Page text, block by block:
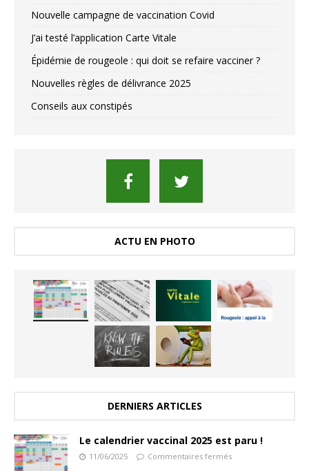
Nouvelle campagne de vaccination Covid
J’ai testé l’application Carte Vitale
Épidémie de rougeole : qui doit se refaire vacciner ?
Nouvelles règles de délivrance 2025
Conseils aux constipés
ACTU EN PHOTO
DERNIERS ARTICLES
Le calendrier vaccinal 2025 est paru !
11/06/2025 Commentaires fermés